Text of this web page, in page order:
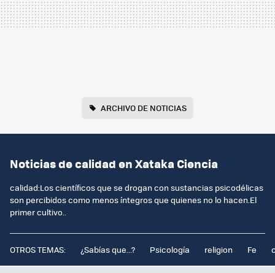
ARCHIVO DE NOTICIAS
Noticias de calidad en Xataka Ciencia
calidad:Los científicos que se drogan con sustancias psicodélicas
son percibidos como menos íntegros que quienes no lo hacen.El
primer cultivo..
OTROS TEMAS: ¿Sabías que...? Psicología religion Fe